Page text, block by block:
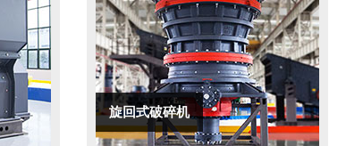
旋回式破碎机